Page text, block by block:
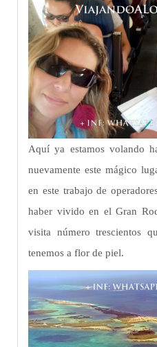
Aquí ya estamos volando
nuevamente este mágico
en este trabajo de
haber vivido en el Gran
visita número trescientos
tenemos a flor de piel.